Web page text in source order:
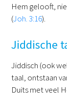
Hem gelooft,
(Joh. 3:16).
Jiddische
Jiddisch (ook
taal, ontstaan
Duits met veel